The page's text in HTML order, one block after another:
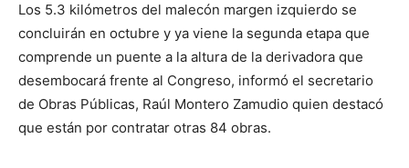
Los 5.3 kilómetros del malecón margen izquierdo se
concluirán en octubre y ya viene la segunda etapa que
comprende un puente a la altura de la derivadora que
desembocará frente al Congreso, informó el secretario
de Obras Públicas, Raúl Montero Zamudio quien destacó
que están por contratar otras 84 obras.